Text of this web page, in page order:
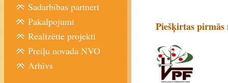
Piešķirtas
Sadarbības partneri
Pakalpojumi
Realizētie projekti
Preiļu novada NVO
Arhīvs